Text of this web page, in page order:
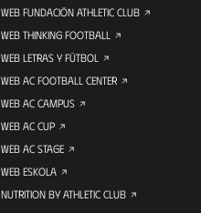
WEB FUNDACIÓN ATHLETIC CLUB
WEB THINKING FOOTBALL
WEB LETRAS Y FÚTBOL
WEB AC FOOTBALL CENTER
WEB AC CAMPUS
WEB AC CUP
WEB AC STAGE
WEB ESKOLA
NUTRITION BY ATHLETIC CLUB